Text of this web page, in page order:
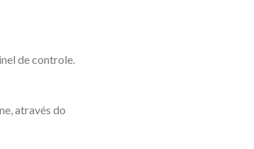
de controle.
através do